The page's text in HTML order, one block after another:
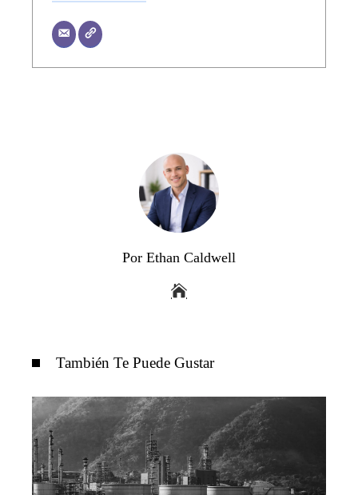
Por Ethan Caldwell
También Te Puede Gustar